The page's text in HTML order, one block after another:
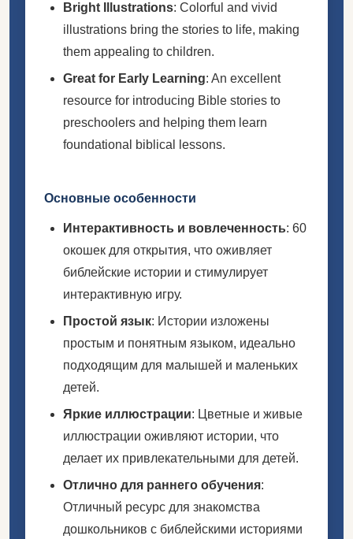
Bright Illustrations: Colorful and vivid
illustrations bring the stories to life, making
them appealing to children.
Great for Early Learning: An excellent
resource for introducing Bible stories to
preschoolers and helping them learn
foundational biblical lessons.
Основные особенности
Интерактивность и вовлеченность: 60
окошек для открытия, что оживляет
библейские истории и стимулирует
интерактивную игру.
Простой язык: Истории изложены
простым и понятным языком, идеально
подходящим для малышей и маленьких
детей.
Яркие иллюстрации: Цветные и живые
иллюстрации оживляют истории, что
делает их привлекательными для детей.
Отлично для раннего обучения:
Отличный ресурс для знакомства
дошкольников с библейскими историями